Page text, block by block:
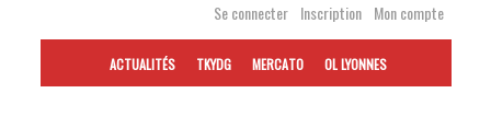
Se connecter Inscription Mon compte
ACTUALITÉS TKYDG MERCATO OL LYONNES